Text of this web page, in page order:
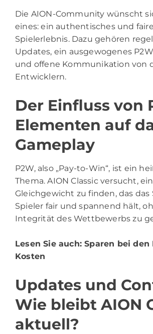
Die AION-Community wünscht
eines: ein authentisches und
Spielerlebnis. Dazu gehören
Updates, ein ausgewogenes
und offene Kommunikation von
Entwicklern.
Der Einfluss von
Elementen auf
Gameplay
P2W, also „Pay-to-Win“, ist ein
Thema. AION Classic versucht, ein
Gleichgewicht zu finden, das das
Spieler fair und spannend hält,
Integrität des Wettbewerbs zu
Lesen Sie auch:Sparen bei den
Kosten
Updates und
Wie bleibt AION
aktuell?